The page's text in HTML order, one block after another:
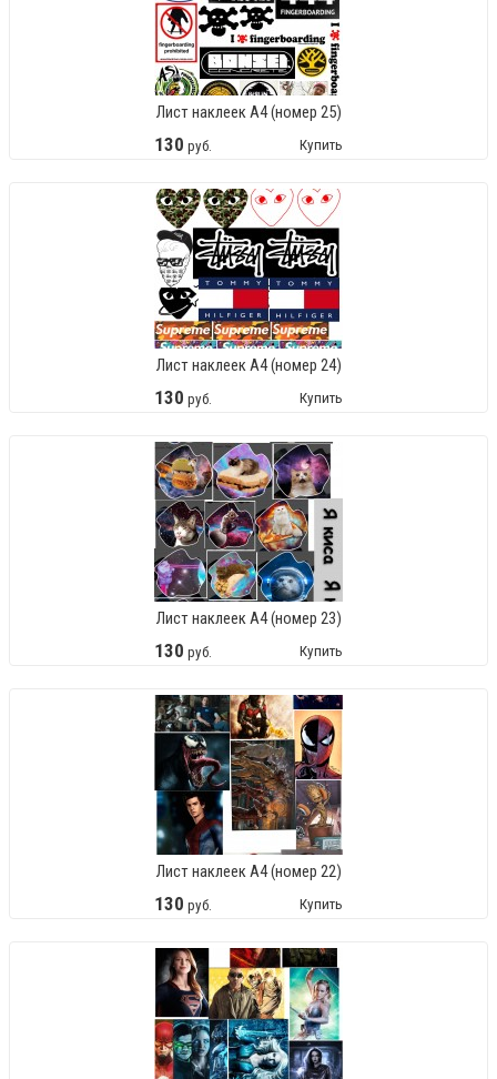
Лист наклеек А4 (номер 25)
130 руб. Купить
Лист наклеек А4 (номер 24)
130 руб. Купить
Лист наклеек А4 (номер 23)
130 руб. Купить
Лист наклеек А4 (номер 22)
130 руб. Купить